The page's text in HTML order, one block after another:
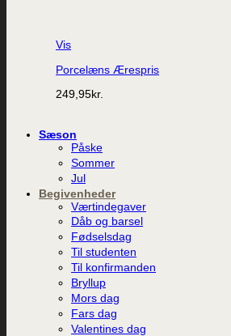
Vis
Porcelæns Ærespris
249,95kr.
Sæson
Påske
Sommer
Jul
Begivenheder
Værtindegaver
Dåb og barsel
Fødselsdag
Til studenten
Til konfirmanden
Bryllup
Mors dag
Fars dag
Valentines dag